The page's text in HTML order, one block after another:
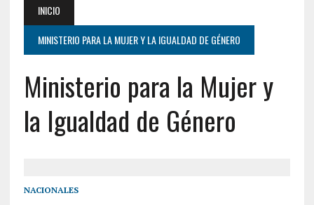
INICIO
MINISTERIO PARA LA MUJER Y LA IGUALDAD DE GÉNERO
Ministerio para la Mujer y
la Igualdad de Género
NACIONALES